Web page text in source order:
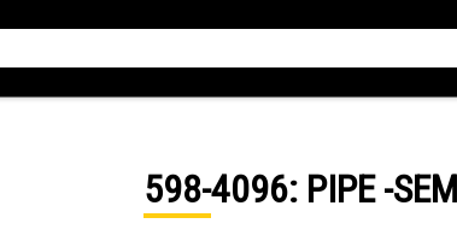
598-4096: PIPE -SEM